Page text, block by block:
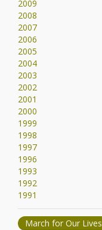
2009
2008
2007
2006
2005
2004
2003
2002
2001
2000
1999
1998
1997
1996
1993
1992
1991
March for Our Lives